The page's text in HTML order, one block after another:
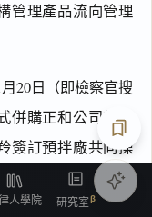
管理產品流向管理
20日（即檢察官搜
併購正和公司前，
簽訂預拌廠共同操
派遣人員詹智崴、
再由詹立成指示有
匯
人學院 研究室